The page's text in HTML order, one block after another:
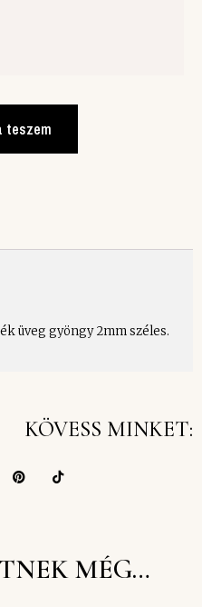
teszem
üveg gyöngy 2mm széles.
KÖVESS MINKET:
MÉG…